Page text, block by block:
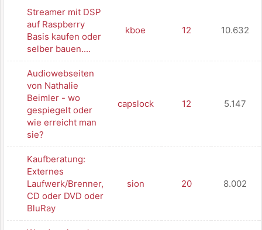
Streamer mit DSP
auf Raspberry
Basis kaufen oder
selber bauen....
kboe 12 10.632
Audiowebseiten
von Nathalie
Beimler - wo
gespiegelt oder
wie erreicht man
sie?
capslock 12 5.147
Kaufberatung:
Externes
Laufwerk/Brenner,
CD oder DVD oder
BluRay
sion 20 8.002